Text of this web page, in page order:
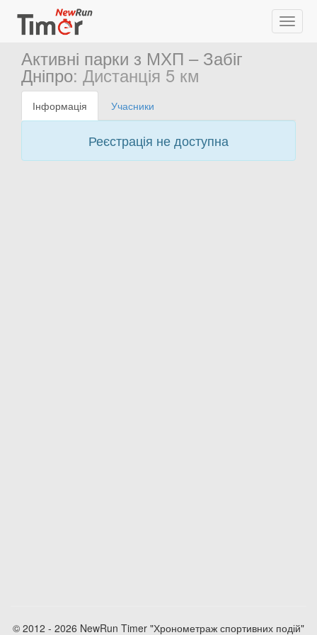
Активні парки з МХП – Забіг
Дніпро: Дистанція 5 км
Інформація Учасники
Реєстрація не доступна
© 2012 - 2026 NewRun Timer "Хронометраж спортивних подій"